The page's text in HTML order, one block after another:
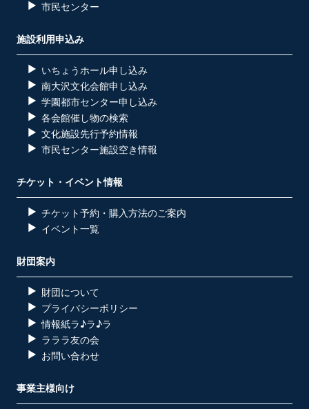
市民センター
施設利用申込み
いちょうホール申し込み
南大沢文化会館申し込み
学園都市センター申し込み
各会館催し物の検索
文化施設先行予約情報
市民センター施設空き情報
チケット・イベント情報
チケット予約・購入方法のご案内
イベント一覧
財団案内
財団について
プライバシーポリシー
情報紙ラ♪ラ♪ラ
ラララ友の会
お問い合わせ
事業主様向け